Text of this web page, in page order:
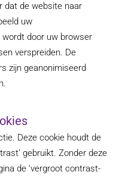
dat de website naar
uw
door uw browser
verspreiden. De
zijn geanonimiseerd
Deze cookie houdt de
gebruikt. Zonder deze
de ‘vergroot contrast-